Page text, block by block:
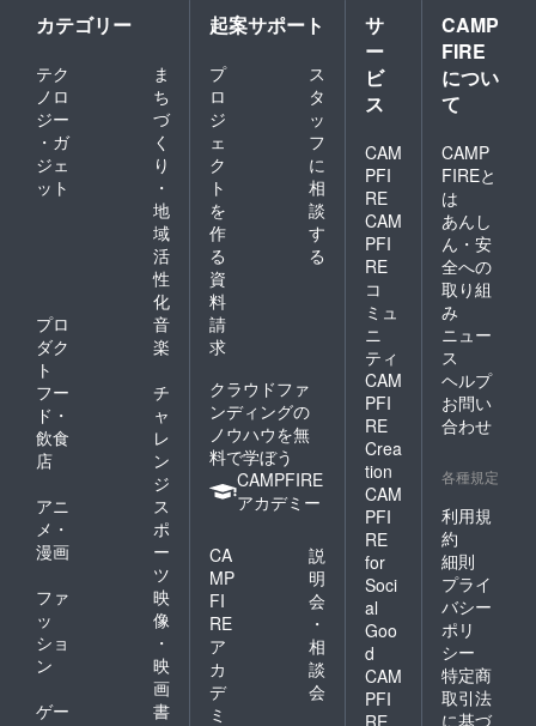
カテゴリー
テク
ノロ
ジー
・ガ
ジェ
ット
ま
ち
づ
く
り
・
地
域
活
性
化
プロ
ダク
ト
音
楽
フー
ド・
飲食
店
チ
ャ
レ
ン
ジ
アニ
メ・
漫画
ス
ポ
ー
ツ
ファ
ッ
ショ
ン
映
像
・
映
画
ゲー
書
起案サポート
プ
ロ
ジ
ェ
ク
ト
を
作
る
ス
タ
ッ
フ
に
相
談
す
る
資
料
請
求
クラウドファ
ンディングの
ノウハウを無
料で学ぼう
CAMPFIRE
アカデミー
CA
MP
FI
RE
ア
カ
デ
ミ
説
明
会
・
相
談
会
サ
ー
ビ
ス
CAM
PFI
RE
CAM
PFI
RE
コ
ミュ
ニ
ティ
CAM
PFI
RE
Crea
tion
CAM
PFI
RE
for
Soci
al
Goo
d
CAM
PFI
RE
CAMP
FIRE
につい
て
CAMP
FIREと
は
あんし
ん・安
全への
取り組
み
ニュー
ス
ヘルプ
お問い
合わせ
各種規定
利用規
約
細則
プライ
バシー
ポリ
シー
特定商
取引法
に基づ